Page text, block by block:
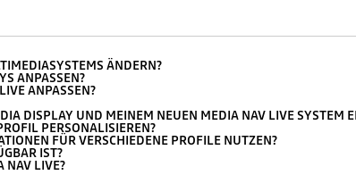
ÄNDERN?
ANPASSEN?
ANPASSEN?
DISPLAY UND MEINEM NEUEN MEDIA NAV LIVE SYSTEM
PERSONALISIEREN?
FÜR VERSCHIEDENE PROFILE NUTZEN?
IST?
NAV LIVE?